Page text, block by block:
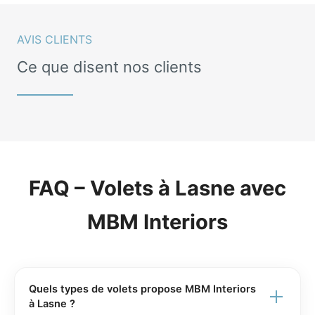
AVIS CLIENTS
Ce que disent nos clients
FAQ – Volets à Lasne avec
MBM Interiors
Quels types de volets propose MBM Interiors
à Lasne ?